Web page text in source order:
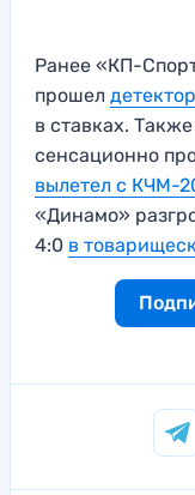
Ранее «КП-
прошел
в ставках.
сенсационно
вылетел с КЧМ-
«Динамо»
4:0 в